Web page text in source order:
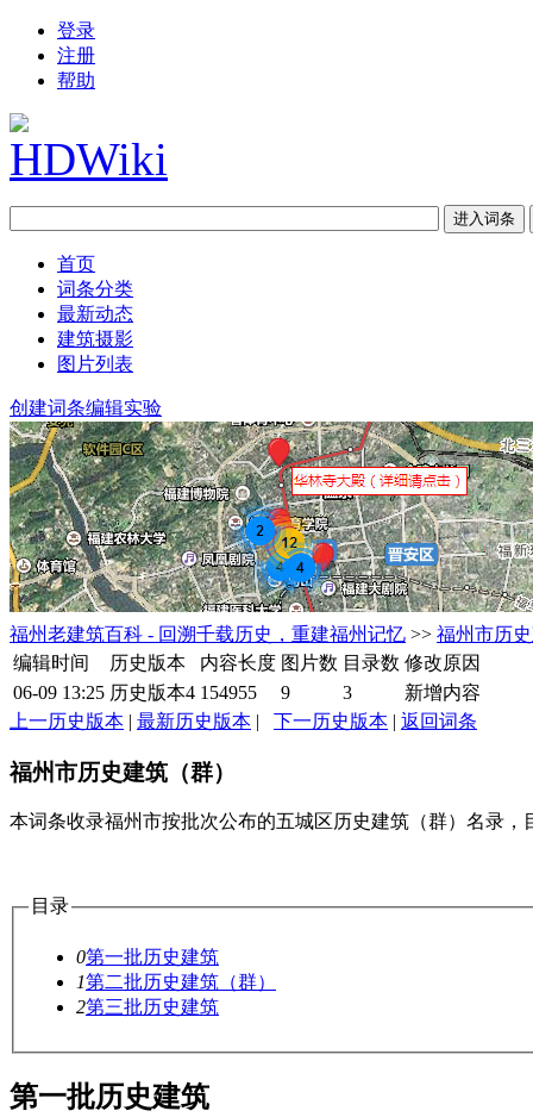
登录
注册
帮助
首页
词条分类
最新动态
建筑摄影
图片列表
创建词条编辑实验
福州老建筑百科 - 回溯千载历史，重建福州记忆 >> 福州市历
编辑时间
历史版本 内容长度 图片数 目录数 修改原因
06-09 13:25 历史版本4 154955 9 3
新增内容
上一历史版本 | 最新历史版本 | 下一历史版本 | 返回词条
福州市历史建筑（群）
本词条收录福州市按批次公布的五城区历史建筑（群）名录
目录
0第一批历史建筑
1第二批历史建筑（群）
2第三批历史建筑
第一批历史建筑